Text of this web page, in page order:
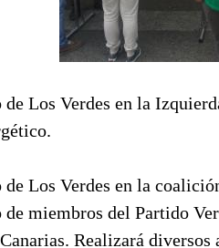
Los Verdes en la
Los Verdes en la
de miembros del Partido
Realizará